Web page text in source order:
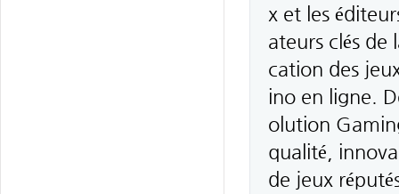
x et les
ateurs clés
cation des
ino en ligne.
olution
qualité,
de jeux